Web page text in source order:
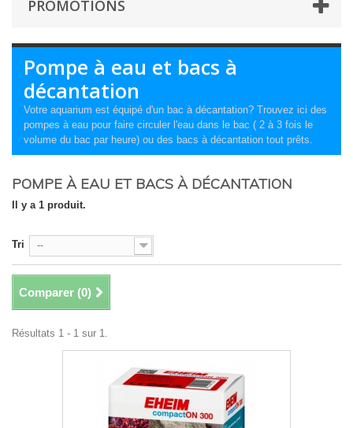
PROMOTIONS
Pompe à eau et bacs à
décantation
Votre aquarium est équipé d'un bac à décantation? Trouvez ici des
pompes à eau pour faire circuler l'eau dans le bac ( 2 à 3 fois le
volume du bac par heure) ou des bacs à décantation tout prêts.
POMPE À EAU ET BACS À DÉCANTATION
Il y a 1 produit.
Tri --
Comparer (0)
Résultats 1 - 1 sur 1.